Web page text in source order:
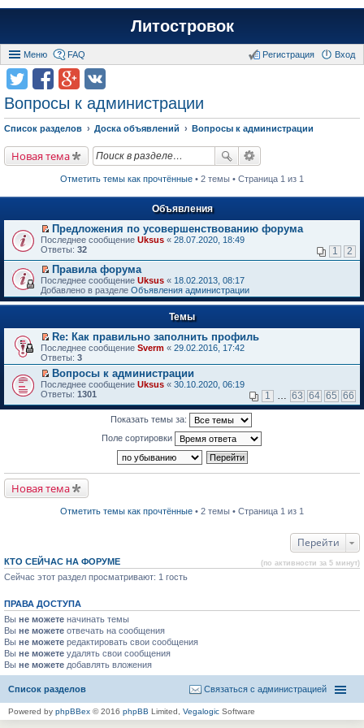
Литостровок
Меню FAQ Вход
Регистрация
Вопросы к администрации
Список разделов Доска объявлений Вопросы к администрации
Новая тема
Отметить темы как прочтённые • 2 темы • Страница 1 из 1
Объявления
П
е
е
й
т
и
к
р
в
о
м
у
н
е
п
р
н
н
о
м
щ
е
н
Предложения по усовершенствованию форума
Последнее сообщение Uksus « 28.07.2020, 18:49
Ответы: 32 1 2
П
е
р
е
т
и
к
п
е
р
в
о
м
ч
и
т
с
о
о
щ
е
н
и
ю
Правила форума
Последнее сообщение Uksus « 18.02.2013, 08:17
Добавлено в разделе Объявления администрации
Темы
П
е
р
е
й
т
и
м
у
н
е
т
а
н
о
м
у
с
о
б
щ
е
н
ю
Re: Как правильно заполнить профиль
Последнее сообщение Sverm « 29.02.2016, 17:42
Ответы: 3
П
е
е
р
в
о
р
о
ч
а
н
н
о
м
у
с
о
б
щ
е
н
Вопросы к администрации
Последнее сообщение Uksus « 30.10.2020, 06:19
Ответы: 1301 1 … 63 64 65 66
Показать темы за:
Поле сортировки
Новая тема
Отметить темы как прочтённые • 2 темы • Страница 1 из 1
Перейти
КТО СЕЙЧАС НА ФОРУМЕ (по активности за 5 минут)
Сейчас этот раздел просматривают: 1 гость
ПРАВА ДОСТУПА
Вы не можете начинать темы
Вы не можете отвечать на сообщения
Вы не можете редактировать свои сообщения
Вы не можете удалять свои сообщения
Вы не можете добавлять вложения
Список разделов Связаться с администрацией
Powered by phpBBex © 2016 phpBB Limited, Vegalogic Software